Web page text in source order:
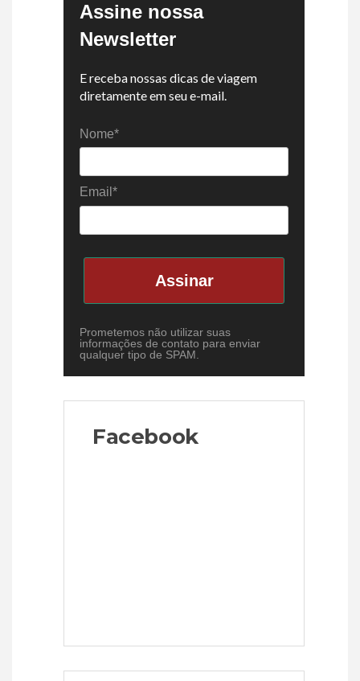
Assine nossa
Newsletter
E receba nossas dicas de viagem
diretamente em seu e-mail.
Nome*
Email*
Assinar
Prometemos não utilizar suas
informações de contato para enviar
qualquer tipo de SPAM.
Facebook